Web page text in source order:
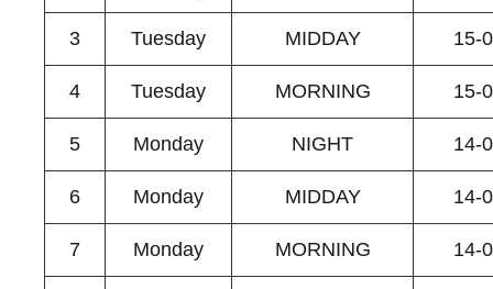
3 Tuesday MIDDAY 15-
4 Tuesday MORNING 15-
5 Monday NIGHT 14-
6 Monday MIDDAY 14-
7 Monday MORNING 14-